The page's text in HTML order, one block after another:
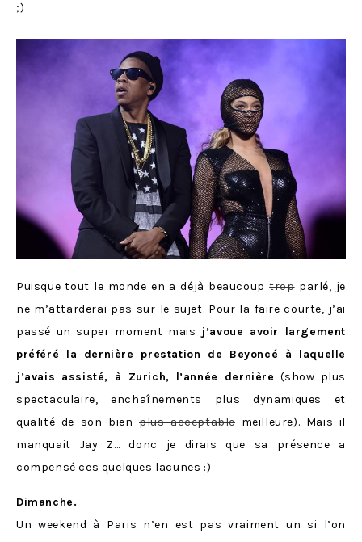
;)
Puisque tout le monde en a déjà beaucouptropparlé, je
ne m’attarderai pas sur le sujet. Pour la faire courte, j’ai
passé un super moment mais j’avoue avoir largement
préféré la dernière prestation de Beyoncé à laquelle
j’avais assisté, à Zurich, l’année dernière (show plus
spectaculaire, enchaînements plus dynamiques et
qualité de son bien plus acceptable meilleure). Mais il
manquait Jay Z… donc je dirais que sa présence a
compensé ces quelques lacunes :)
Dimanche.
Un weekend à Paris n’en est pas vraiment un si l’on